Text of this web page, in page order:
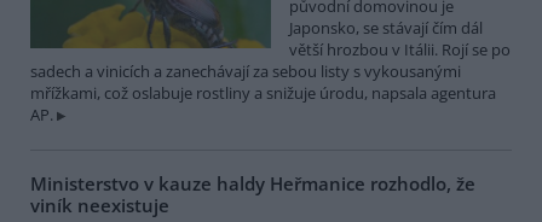
původní domovinou je
Japonsko, se stávají čím dál
větší hrozbou v Itálii. Rojí se po
sadech a vinicích a zanechávají za sebou listy s vykousanými
mřížkami, což oslabuje rostliny a snižuje úrodu, napsala agentura
AP.
Ministerstvo v kauze haldy Heřmanice rozhodlo, že
viník neexistuje